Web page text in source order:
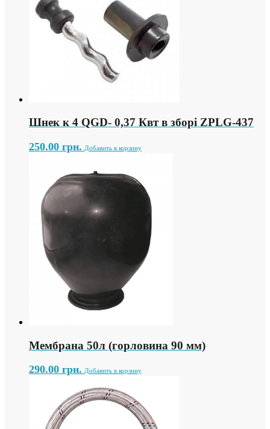
Шнек к 4 QGD- 0,37 Квт в зборі ZPLG-437
250.00 грн. Добавить в корзину
Мембрана 50л (горловина 90 мм)
290.00 грн. Добавить в корзину